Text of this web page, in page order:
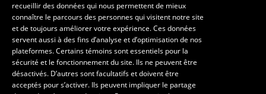
Les écoles et la recherche
École supérieure d’aménagement du territoire et de développement
régional
École d’architecture
École de design
Centre de recherche en aménagement et développement
recueillir des données qui nous permettent de mieux
connaître le parcours des personnes qui visitent notre site
et de toujours améliorer votre expérience. Ces données
servent aussi à des fins d’analyse et d’optimisation de nos
plateformes. Certains témoins sont essentiels pour la
sécurité et le fonctionnement du site. Ils ne peuvent être
désactivés. D’autres sont facultatifs et doivent être
acceptés pour s’activer. Ils peuvent impliquer le partage